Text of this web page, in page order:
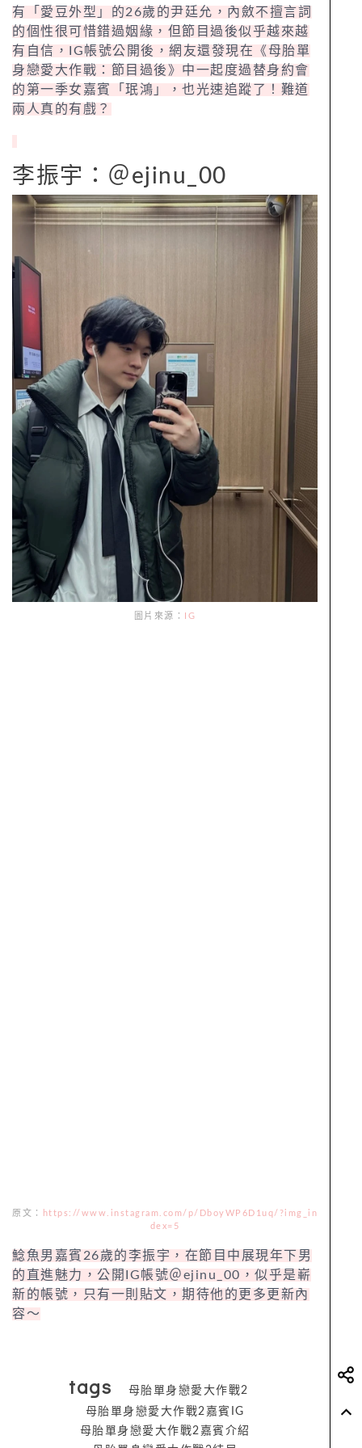
有「愛豆外型」的26歲的尹廷允，內斂不擅言詞
的個性很可惜錯過姻緣，但節目過後似乎越來越
有自信，IG帳號公開後，網友還發現在《母胎單
身戀愛大作戰：節目過後》中一起度過替身約會
的第一季女嘉賓「珉鴻」，也光速追蹤了！難道
兩人真的有戲？
李振宇：＠ejinu_00
圖片來源： IG
原文：
https://www.instagram.com/p/DboyWP6D1uq/?img_in
dex=5
鯰魚男嘉賓26歲的李振宇，在節目中展現年下男
的直進魅力，公開IG帳號＠ejinu_00，似乎是嶄
新的帳號，只有一則貼文，期待他的更多更新內
容～
tags
母胎單身戀愛大作戰2
母胎單身戀愛大作戰2嘉賓IG
母胎單身戀愛大作戰2嘉賓介紹